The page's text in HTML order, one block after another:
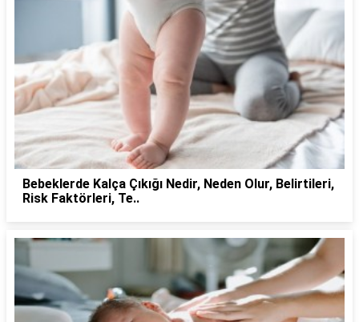
Bebeklerde Kalça Çıkığı Nedir, Neden Olur, Belirtileri,
Risk Faktörleri, Te..